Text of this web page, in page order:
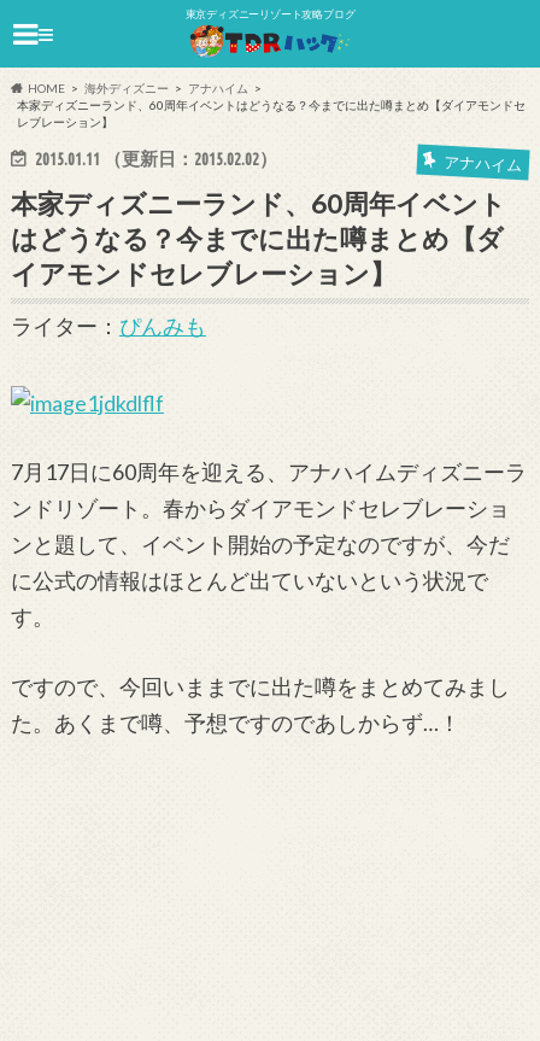
東京ディズニーリゾート攻略ブログ
≡
HOME 海外ディズニー
アナハイム
本家ディズニーランド、60周年イベントはどうなる？今までに出た噂まとめ【ダイアモンドセ
レブレーション】
2015.01.11 （更新日： 2015.02.02） アナハイム
本家ディズニーランド、60周年イベント
はどうなる？今までに出た噂まとめ【ダ
イアモンドセレブレーション】
ライター： ぴんみも
7月17日に60周年を迎える、アナハイムディズニーラ
ンドリゾート。春からダイアモンドセレブレーショ
ンと題して、イベント開始の予定なのですが、今だ
に公式の情報はほとんど出ていないという状況で
す。
ですので、今回いままでに出た噂をまとめてみまし
た。あくまで噂、予想ですのであしからず…！